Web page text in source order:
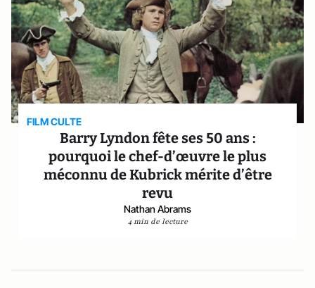
FILM CULTE
Barry Lyndon fête ses 50 ans :
pourquoi le chef-d’œuvre le plus
méconnu de Kubrick mérite d’être
revu
Nathan Abrams
4 min de lecture